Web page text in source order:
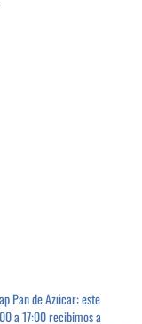
Pan de Azúcar: este
a 17:00 recibimos a